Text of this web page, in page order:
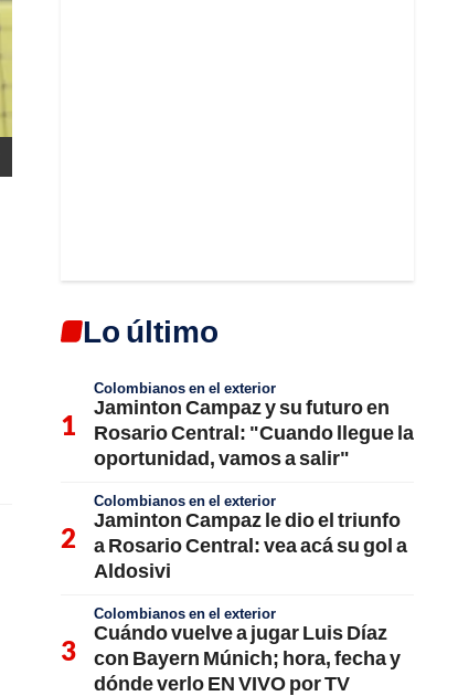
Lo último
Colombianos en el exterior
Jaminton Campaz y su futuro en
Rosario Central: "Cuando llegue la
oportunidad, vamos a salir"
Colombianos en el exterior
Jaminton Campaz le dio el triunfo
a Rosario Central: vea acá su gol a
Aldosivi
Colombianos en el exterior
Cuándo vuelve a jugar Luis Díaz
con Bayern Múnich; hora, fecha y
dónde verlo EN VIVO por TV